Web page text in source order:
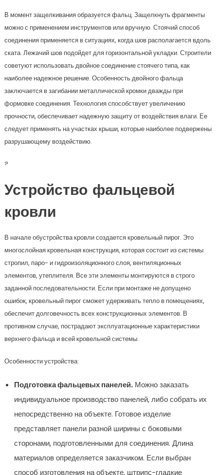
В момент защелкивания образуется фальц. Защелкнуть фрагменты
можно с применением инструментов или вручную. Стоячий способ
соединения применяется в ситуациях, когда шов располагается вдоль
ската. Лежачий шов подойдет для горизонтальной укладки. Строители
советуют использовать двойное соединение стоячего типа, как
наиболее надежное решение. Особенность двойного фальца
заключается в загибании металлической кромки дважды при
формовке соединения. Технология способствует увеличению
прочности, обеспечивает надежную защиту от воздействия влаги. Ее
следует применять на участках крыши, которые наиболее подвержены
разрушающему воздействию.
?
Устройство фальцевой
кровли
В начале обустройства кровли создается кровельный пирог. Это
многослойная кровельная конструкция, которая состоит из системы
стропил, паро- и гидроизоляционного слоя, вентиляционных
элементов, утеплителя. Все эти элементы монтируются в строго
заданной последовательности. Если при монтаже не допущено
ошибок, кровельный пирог сможет удерживать тепло в помещениях,
обеспечит долговечность всех конструкционных элементов. В
противном случае, пострадают эксплуатационные характеристики
верхнего фальца и всей кровельной системы.
Особенности устройства:
Подготовка фальцевых панелей.Можно заказать
индивидуальное производство панелей, либо собрать их
непосредственно на объекте. Готовое изделие
представляет панели разной ширины с боковыми
сторонами, подготовленными для соединения. Длина
материалов определяется заказчиком. Если выбран
способ изготовления на объекте, штрипс-гладкие